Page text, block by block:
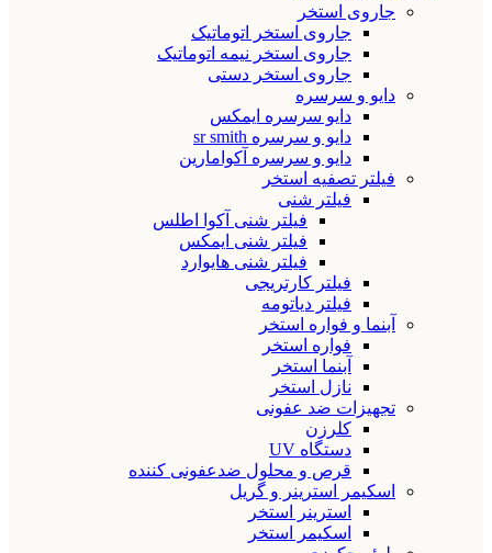
جاروی استخر
جاروی استخر اتوماتیک
جاروی استخر نیمه اتوماتیک
جاروی استخر دستی
دایو و سرسره
دایو سرسره ایمکس
دایو و سرسره sr smith
دایو و سرسره آکوامارین
فیلتر تصفیه استخر
فیلتر شنی
فیلتر شنی آکوا اطلس
فیلتر شنی ایمکس
فیلتر شنی هایوارد
فیلتر کارتریجی
فیلتر دیاتومه
آبنما و فواره استخر
فواره استخر
آبنما استخر
نازل استخر
تجهیزات ضد عفونی
کلرزن
دستگاه UV
قرص و محلول ضدعفونی کننده
اسکیمر استرینر و گریل
استرینر استخر
اسکیمر استخر